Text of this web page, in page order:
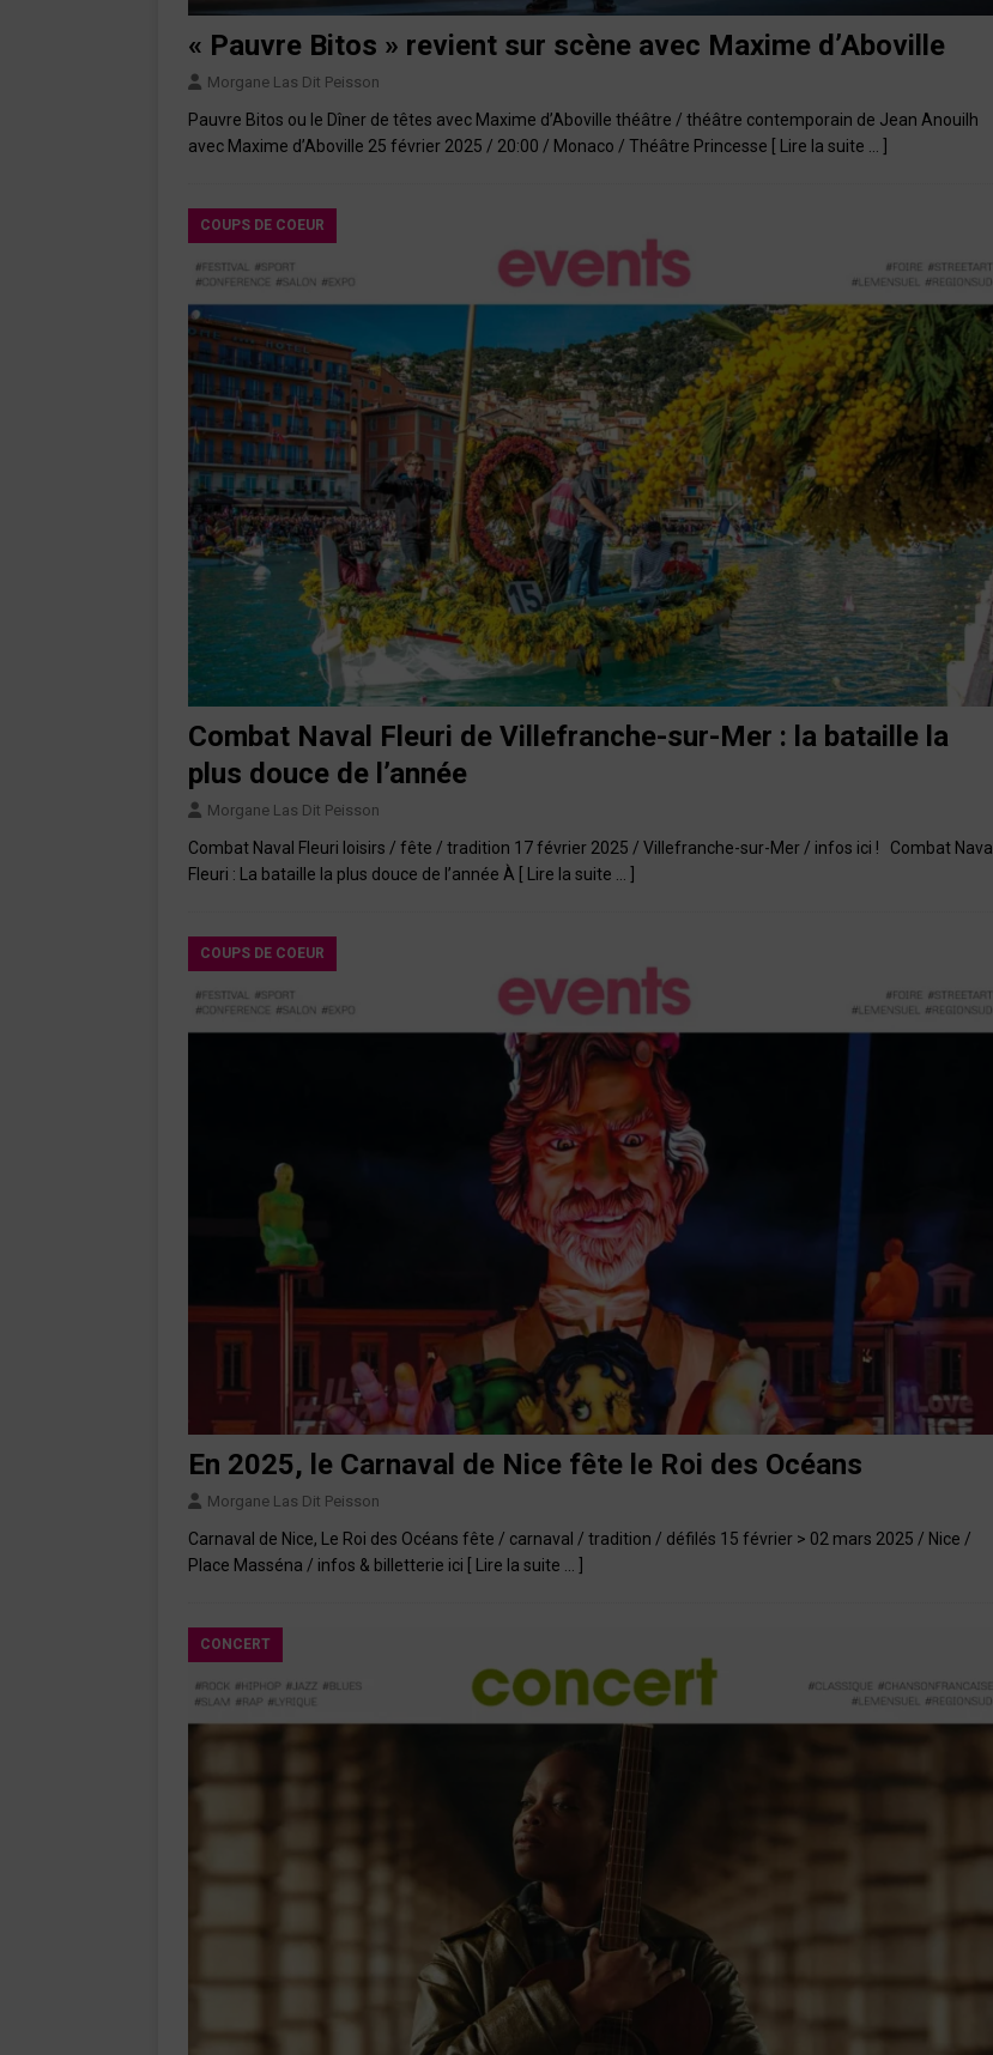
« Pauvre Bitos » revient sur scène avec Maxime d’Aboville
Morgane Las Dit Peisson
Pauvre Bitos ou le Dîner de têtes avec Maxime d’Aboville théâtre / théâtre contemporain de Jean Anouilh
avec Maxime d’Aboville 25 février 2025 / 20:00 / Monaco / Théâtre Princesse
[ Lire la suite … ]
COUPS DE COEUR
Combat Naval Fleuri de Villefranche-sur-Mer : la bataille la
plus douce de l’année
Morgane Las Dit Peisson
Combat Naval Fleuri loisirs / fête / tradition 17 février 2025 / Villefranche-sur-Mer / infos ici ! Combat Naval
Fleuri : La bataille la plus douce de l’année À
[ Lire la suite … ]
COUPS DE COEUR
En 2025, le Carnaval de Nice fête le Roi des Océans
Morgane Las Dit Peisson
Carnaval de Nice, Le Roi des Océans fête / carnaval / tradition / défilés 15 février > 02 mars 2025 / Nice /
Place Masséna / infos & billetterie ici
[ Lire la suite … ]
CONCERT